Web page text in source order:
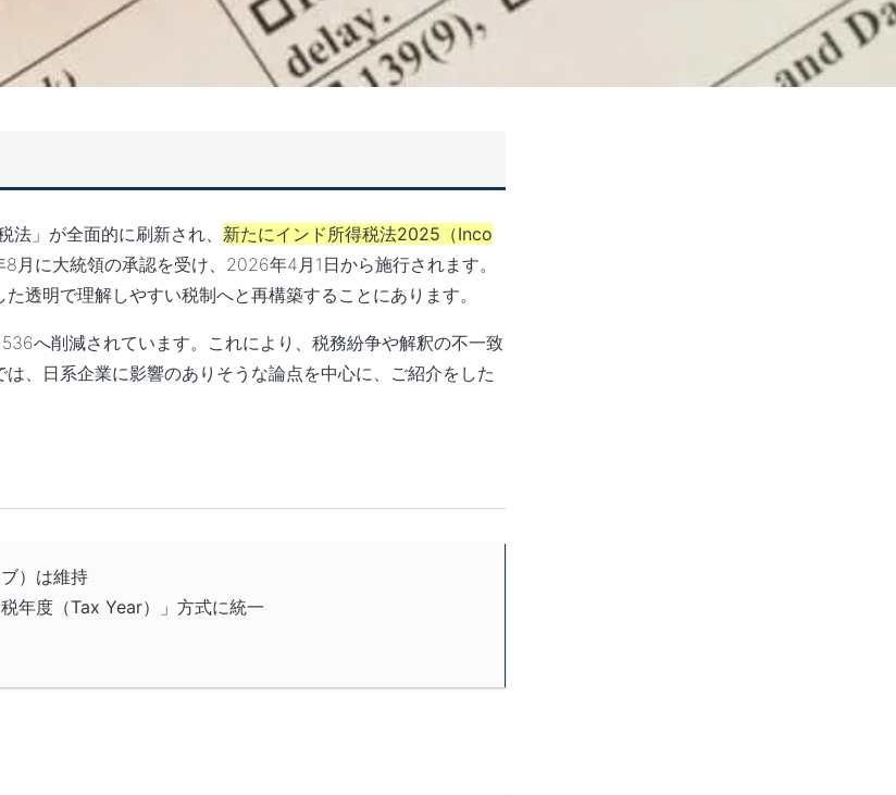
」が全面的に刷新され、 新たにインド所得税法2025（Inco
月に大統領の承認を受け、2026年4月1日から施行されます。
透明で理解しやすい税制へと再構築することにあります。
へ削減されています。これにより、税務紛争や解釈の不一致
、日系企業に影響のありそうな論点を中心に、ご紹介をした
）は維持
年度（Tax Year）」方式に統一